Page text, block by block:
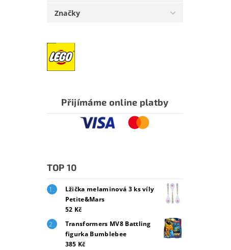
Značky
Přijímáme online platby
TOP 10
Lžička melaminová 3 ks víly
Petite&Mars
52 Kč
Transformers MV8 Battling
figurka Bumblebee
385 Kč